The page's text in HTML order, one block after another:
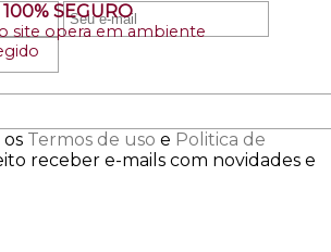
SEGURO
site opera em ambiente
Termos de uso e Politica de
receber e-mails com novidades e